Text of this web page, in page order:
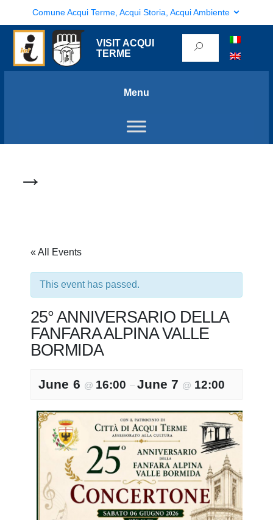
Comune Acqui Terme, Acqui Storia, Acqui Ambiente
VISIT ACQUI
TERME
Menu
→
« All Events
This event has passed.
25° ANNIVERSARIO DELLA
FANFARA ALPINA VALLE
BORMIDA
June 6 @ 16:00 – June 7 @ 12:00